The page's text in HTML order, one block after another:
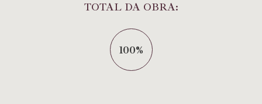
TOTAL DA OBRA:
100%